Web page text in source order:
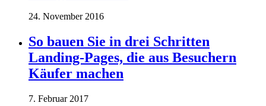
24. November 2016
So bauen Sie in drei Schritten
Landing-Pages, die aus Besuchern
Käufer machen
7. Februar 2017